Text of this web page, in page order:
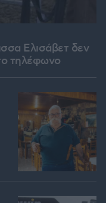
Ελισάβετ δεν
τηλέφωνο